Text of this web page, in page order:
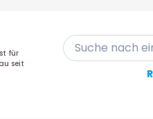
für
seit
Suche nach